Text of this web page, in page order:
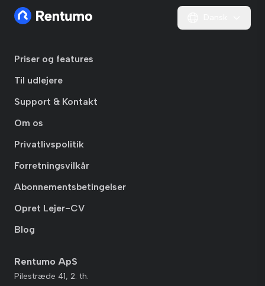
Priser og features
Til udlejere
Support & Kontakt
Om os
Privatlivspolitik
Forretningsvilkår
Abonnementsbetingelser
Opret Lejer-CV
Blog
Rentumo ApS
Pilestræde 41, 2. th.